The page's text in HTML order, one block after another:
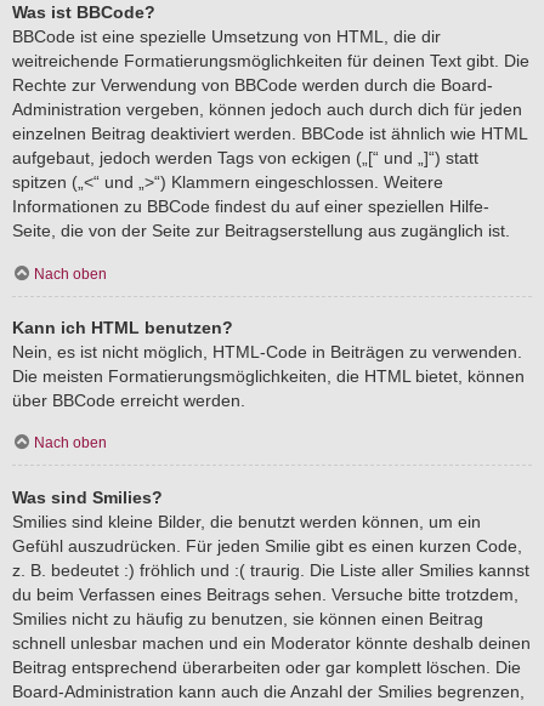
Was ist BBCode?
BBCode ist eine spezielle Umsetzung von HTML, die dir
weitreichende Formatierungsmöglichkeiten für deinen Text gibt. Die
Rechte zur Verwendung von BBCode werden durch die Board-
Administration vergeben, können jedoch auch durch dich für jeden
einzelnen Beitrag deaktiviert werden. BBCode ist ähnlich wie HTML
aufgebaut, jedoch werden Tags von eckigen („[“ und „]“) statt
spitzen („<“ und „>“) Klammern eingeschlossen. Weitere
Informationen zu BBCode findest du auf einer speziellen Hilfe-
Seite, die von der Seite zur Beitragserstellung aus zugänglich ist.
Nach oben
Kann ich HTML benutzen?
Nein, es ist nicht möglich, HTML-Code in Beiträgen zu verwenden.
Die meisten Formatierungsmöglichkeiten, die HTML bietet, können
über BBCode erreicht werden.
Nach oben
Was sind Smilies?
Smilies sind kleine Bilder, die benutzt werden können, um ein
Gefühl auszudrücken. Für jeden Smilie gibt es einen kurzen Code,
z. B. bedeutet :) fröhlich und :( traurig. Die Liste aller Smilies kannst
du beim Verfassen eines Beitrags sehen. Versuche bitte trotzdem,
Smilies nicht zu häufig zu benutzen, sie können einen Beitrag
schnell unlesbar machen und ein Moderator könnte deshalb deinen
Beitrag entsprechend überarbeiten oder gar komplett löschen. Die
Board-Administration kann auch die Anzahl der Smilies begrenzen,